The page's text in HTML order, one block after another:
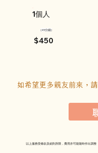
1個人
$450
(45分鐘)
​以上服務受條款及細則所限，費用亦可能隨時作出調整
如希望更多親友前來，